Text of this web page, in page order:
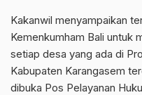
Kakanwil menyampaikan
Kemenkumham Bali untuk
setiap desa yang ada di
Kabupaten Karangasem
dibuka Pos Pelayanan